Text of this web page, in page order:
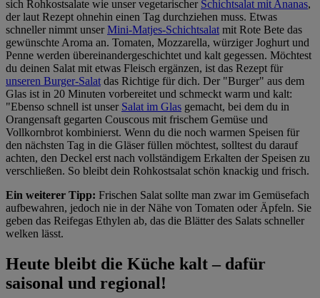
sich Rohkostsalate wie unser vegetarischer Schichtsalat mit Ananas,
der laut Rezept ohnehin einen Tag durchziehen muss. Etwas
schneller nimmt unser Mini-Matjes-Schichtsalat mit Rote Bete das
gewünschte Aroma an. Tomaten, Mozzarella, würziger Joghurt und
Penne werden übereinandergeschichtet und kalt gegessen. Möchtest
du deinen Salat mit etwas Fleisch ergänzen, ist das Rezept für
unseren Burger-Salat das Richtige für dich. Der "Burger" aus dem
Glas ist in 20 Minuten vorbereitet und schmeckt warm und kalt:
"Ebenso schnell ist unser Salat im Glas gemacht, bei dem du in
Orangensaft gegarten Couscous mit frischem Gemüse und
Vollkornbrot kombinierst. Wenn du die noch warmen Speisen für
den nächsten Tag in die Gläser füllen möchtest, solltest du darauf
achten, den Deckel erst nach vollständigem Erkalten der Speisen zu
verschließen. So bleibt dein Rohkostsalat schön knackig und frisch.
Ein weiterer Tipp: Frischen Salat sollte man zwar im Gemüsefach
aufbewahren, jedoch nie in der Nähe von Tomaten oder Äpfeln. Sie
geben das Reifegas Ethylen ab, das die Blätter des Salats schneller
welken lässt.
Heute bleibt die Küche kalt – dafür
saisonal und regional!